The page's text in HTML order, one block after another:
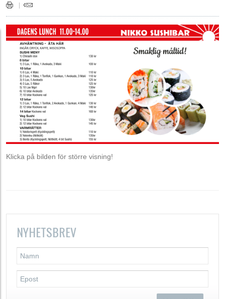
Klicka på bilden för större visning!
NYHETSBREV